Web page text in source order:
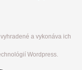
a vykonáva ich
Wordpress.